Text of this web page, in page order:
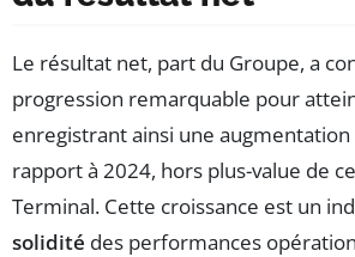
Le résultat net, part du Groupe, a
progression remarquable pour
enregistrant ainsi une augmentation
rapport à 2024, hors plus-value de
Terminal. Cette croissance est un
solidité des performances